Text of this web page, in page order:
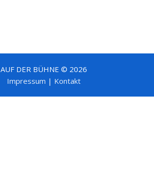
AUF DER BÜHNE © 2026
Impressum | Kontakt